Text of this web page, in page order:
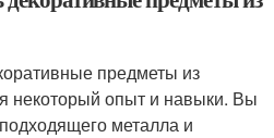
предметы из
некоторый опыт и навыки. Вы
металла и